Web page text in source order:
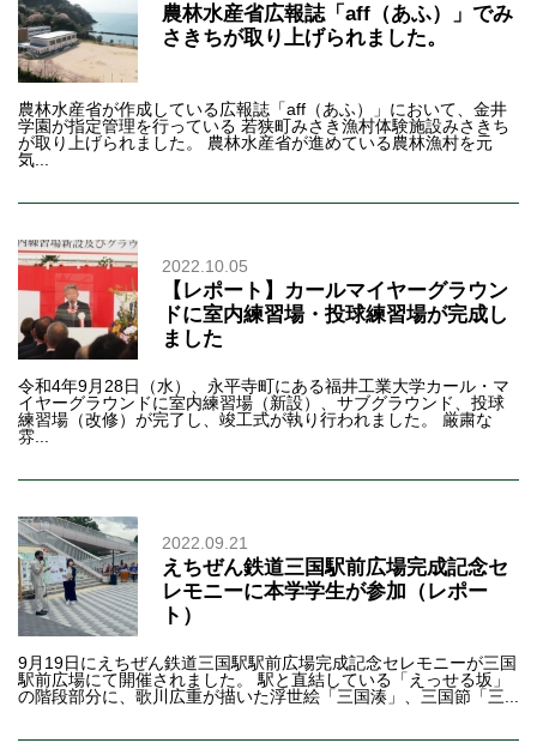
農林水産省広報誌「aff（あふ）」でみ
さきちが取り上げられました。
農林水産省が作成している広報誌「aff（あふ）」において、金井
学園が指定管理を行っている 若狭町みさき漁村体験施設みさきち
が取り上げられました。 農林水産省が進めている農林漁村を元
気...
2022.10.05
【レポート】カールマイヤーグラウン
ドに室内練習場・投球練習場が完成し
ました
令和4年9月28日（水）、永平寺町にある福井工業大学カール・マ
イヤーグラウンドに室内練習場（新設）、サブグラウンド、投球
練習場（改修）が完了し、竣工式が執り行われました。 厳粛な
雰...
2022.09.21
えちぜん鉄道三国駅前広場完成記念セ
レモニーに本学学生が参加（レポー
ト）
9月19日にえちぜん鉄道三国駅駅前広場完成記念セレモニーが三国
駅前広場にて開催されました。 駅と直結している「えっせる坂」
の階段部分に、歌川広重が描いた浮世絵「三国湊」、三国節「三...